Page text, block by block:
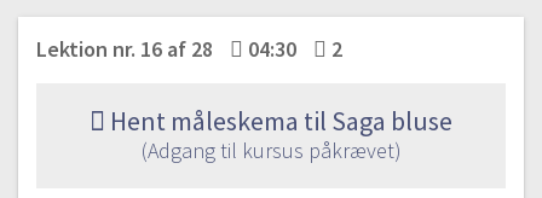
Lektion nr. 16 af 28 04:30 2
Hent måleskema til Saga bluse
(Adgang til kursus påkrævet)